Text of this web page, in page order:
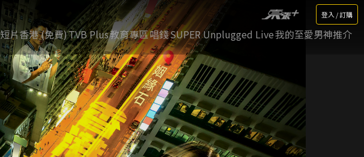
登入 / 訂購
短片香港 (免費)TVB Plus教育專區唱錢SUPER Unplugged Live我的至愛男神推介